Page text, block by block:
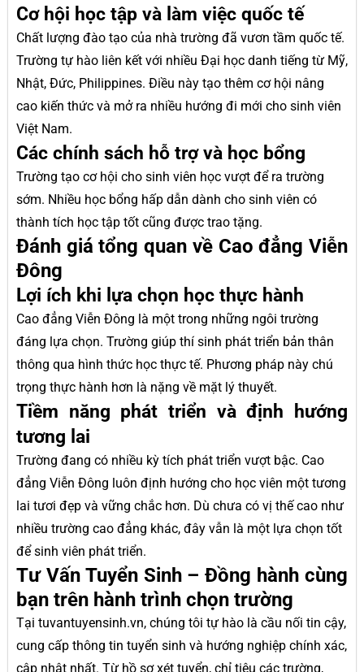
Cơ hội học tập và làm việc quốc tế
Chất lượng đào tạo của nhà trường đã vươn tầm quốc tế.
Trường tự hào liên kết với nhiều Đại học danh tiếng từ Mỹ,
Nhật, Đức, Philippines. Điều này tạo thêm cơ hội nâng
cao kiến thức và mở ra nhiều hướng đi mới cho sinh viên
Việt Nam.
Các chính sách hỗ trợ và học bổng
Trường tạo cơ hội cho sinh viên học vượt để ra trường
sớm. Nhiều học bổng hấp dẫn dành cho sinh viên có
thành tích học tập tốt cũng được trao tặng.
Đánh giá tổng quan về Cao đẳng Viễn
Đông
Lợi ích khi lựa chọn học thực hành
Cao đẳng Viễn Đông là một trong những ngôi trường
đáng lựa chọn. Trường giúp thí sinh phát triển bản thân
thông qua hình thức học thực tế. Phương pháp này chú
trọng thực hành hơn là nặng về mặt lý thuyết.
Tiềm năng phát triển và định hướng
tương lai
Trường đang có nhiều kỳ tích phát triển vượt bậc. Cao
đẳng Viễn Đông luôn định hướng cho học viên một tương
lai tươi đẹp và vững chắc hơn. Dù chưa có vị thế cao như
nhiều trường cao đẳng khác, đây vẫn là một lựa chọn tốt
để sinh viên phát triển.
Tư Vấn Tuyển Sinh – Đồng hành cùng
bạn trên hành trình chọn trường
Tại tuvantuyensinh.vn, chúng tôi tự hào là cầu nối tin cậy,
cung cấp thông tin tuyển sinh và hướng nghiệp chính xác,
cập nhật nhất. Từ hồ sơ xét tuyển, chỉ tiêu các trường,